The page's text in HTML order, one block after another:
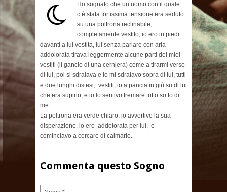
Ho sognato che un uomo con il quale
c’è stata fortissima tensione era seduto
su una poltrona reclinabile,
completamente vestito, io ero in piedi
davanti a lui vestita, lui senza parlare con aria
addolorata tirava leggermente alcune parti dei miei
vestiti (il gancio di una cerniera) come a tirarmi verso
di lui, poi si sdraiava e io mi sdraiavo sopra di lui, tutti
e due lunghi distesi, vestiti, io a pancia in giù su di lui
che era supino, e io lo sentivo tremare tutto sotto di
me.
La poltrona era verde chiaro, io avvertivo la sua
disperazione, io ero addolorata per lui, e
cominciavo a cercare di calmarlo.
Commenta questo Sogno